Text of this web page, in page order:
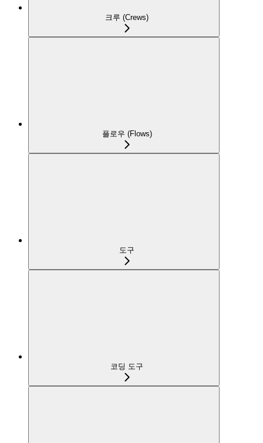
크루 (Crews)
플로우 (Flows)
도구
코딩 도구